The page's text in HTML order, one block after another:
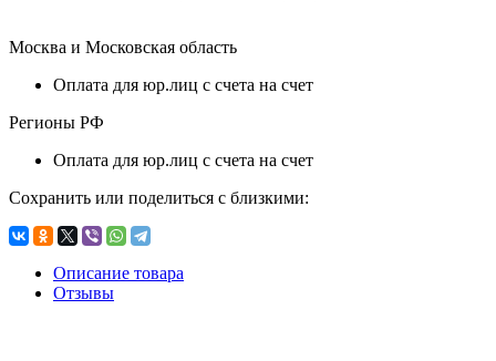
Москва и Московская область
Оплата для юр.лиц с счета на счет
Регионы РФ
Оплата для юр.лиц с счета на счет
Сохранить или поделиться с близкими:
Описание товара
Отзывы